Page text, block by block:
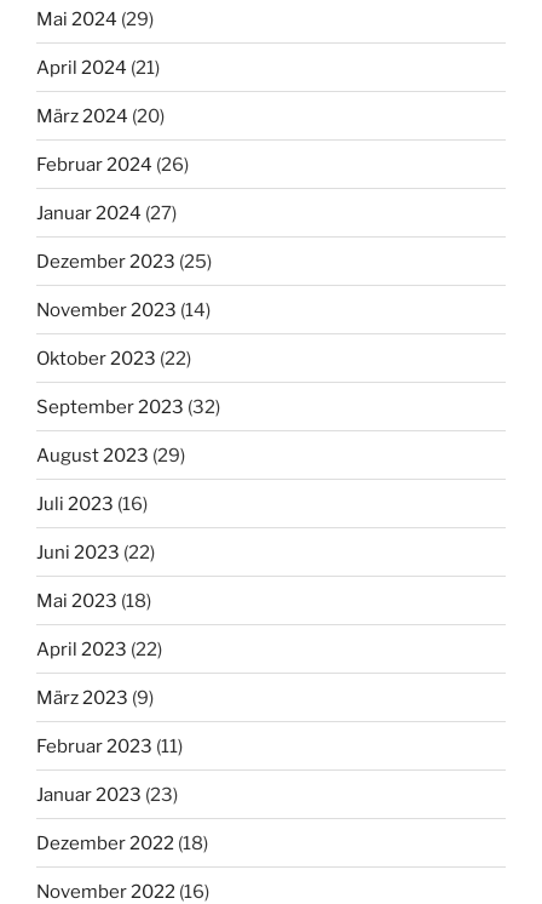
Mai 2024 (29)
April 2024 (21)
März 2024 (20)
Februar 2024 (26)
Januar 2024 (27)
Dezember 2023 (25)
November 2023 (14)
Oktober 2023 (22)
September 2023 (32)
August 2023 (29)
Juli 2023 (16)
Juni 2023 (22)
Mai 2023 (18)
April 2023 (22)
März 2023 (9)
Februar 2023 (11)
Januar 2023 (23)
Dezember 2022 (18)
November 2022 (16)